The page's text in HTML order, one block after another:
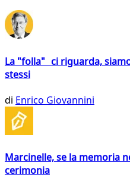
La "folla" ci riguarda,
stessi
di Enrico Giovannini
Marcinelle, se la memoria
cerimonia